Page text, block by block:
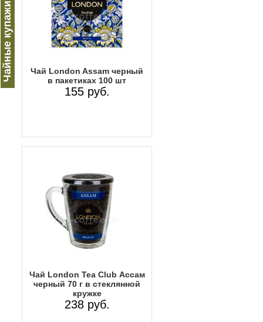
Чайные купажи
Чай London Assam черный
в пакетиках 100 шт
155 руб.
Чай London Tea Club Ассам
черный 70 г в стеклянной
кружке
238 руб.